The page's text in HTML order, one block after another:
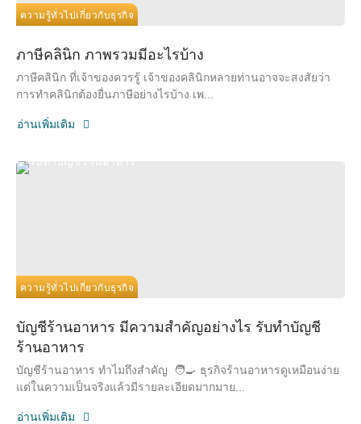
ความรู้ทั่วไปเกี่ยวกับธุรกิจ
ภาษีคลินิก ภาพรวมมีอะไรบ้าง
ภาษีคลินิก ที่เจ้าของควรรู้ เจ้าของคลินิกหลายท่านอาจจะสงสัยว่า
การทำคลินิกต้องยื่นภาษีอย่างไรบ้าง เพ...
อ่านเพิ่มเติม
ความรู้ทั่วไปเกี่ยวกับธุรกิจ
บัญชีร้านอาหาร มีความสำคัญอย่างไร รับทำบัญชี
ร้านอาหาร
บัญชีร้านอาหาร ทำไมถึงสำคัญ 🧑‍🍳 ธุรกิจร้านอาหารดูเหมือนง่าย
แต่ในความเป็นจริงแล้วมีรายละเอียดมากมาย...
อ่านเพิ่มเติม